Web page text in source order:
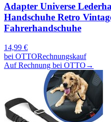
Adapter Universe
Handschuhe Retro
Fahrerhandschuhe
14,99 €
bei OTTORechnungskauf
Auf Rechnung bei OTTO →